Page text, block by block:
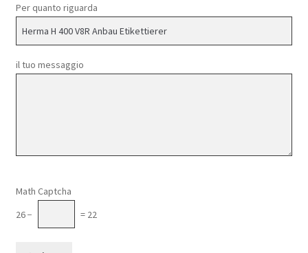
Per quanto riguarda
il tuo messaggio
Math Captcha
26 −
= 22